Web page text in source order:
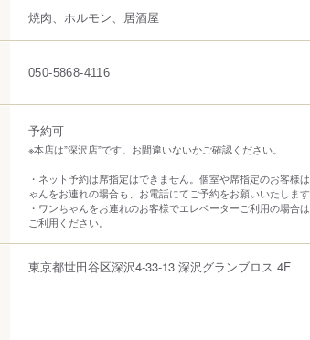
焼肉、ホルモン、居酒屋
050-5868-4116
予約可
※本店は”深沢店”です。お間違いないかご確認ください。
・ネット予約は席指定はできません。個室や席指定のお客様
ゃんをお連れの場合も、お電話にてご予約をお願いいたします
・ワンちゃんをお連れのお客様でエレベーターご利用の場合
ご利用ください。
東京都世田谷区深沢4-33-13 深沢グランブロス 4F